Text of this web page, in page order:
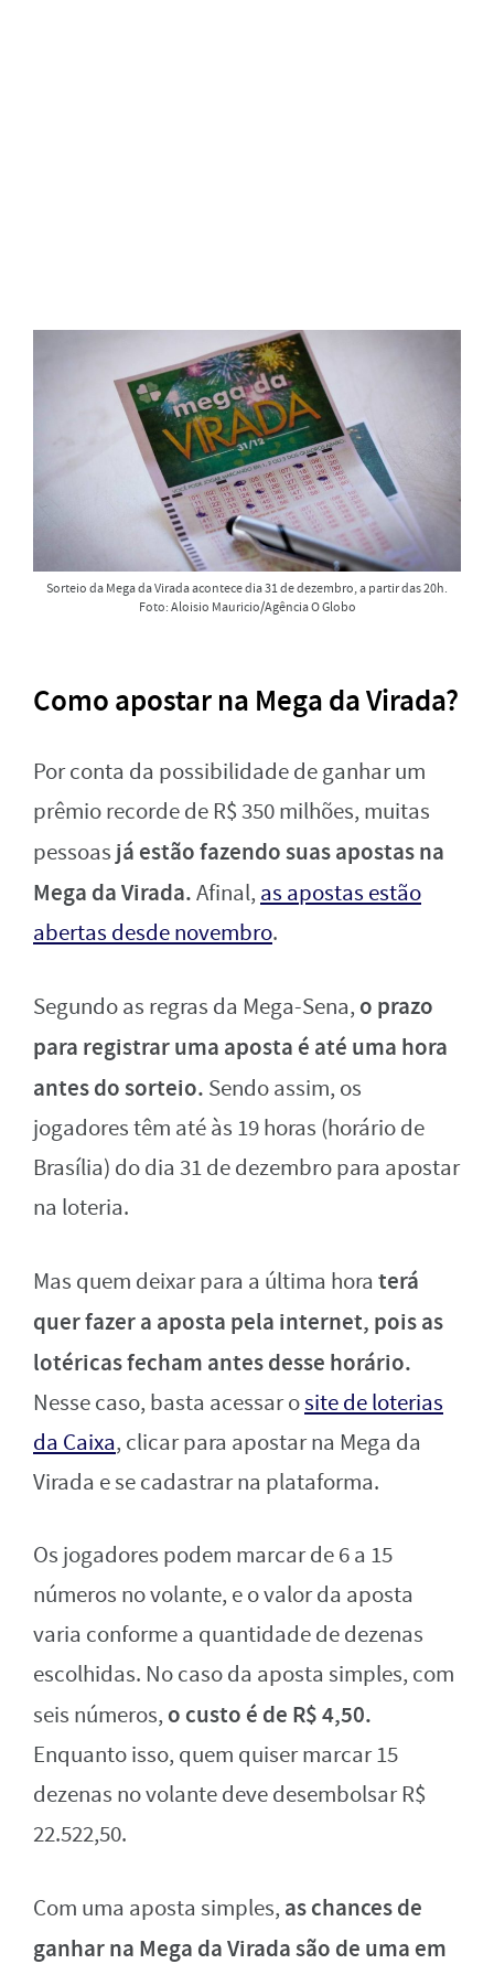
Sorteio da Mega da Virada acontece dia 31 de dezembro, a partir das 20h.
Foto: Aloisio Mauricio/Agência O Globo
Como apostar na Mega da Virada?
Por conta da possibilidade de ganhar um
prêmio recorde de R$ 350 milhões, muitas
pessoas já estão fazendo suas apostas na
Mega da Virada.Afinal, as apostas estão
abertas desde novembro.
Segundo as regras da Mega-Sena, o prazo
para registrar uma aposta é até uma hora
antes do sorteio. Sendo assim, os
jogadores têm até às 19 horas (horário de
Brasília) do dia 31 de dezembro para apostar
na loteria.
Mas quem deixar para a última hora terá
quer fazer a aposta pela internet, pois as
lotéricas fecham antes desse horário.
Nesse caso, basta acessar osite de loterias
da Caixa, clicar para apostar na Mega da
Virada e se cadastrar na plataforma.
Os jogadores podem marcar de 6 a 15
números no volante, e o valor da aposta
varia conforme a quantidade de dezenas
escolhidas. No caso da aposta simples, com
seis números, o custo é de R$ 4,50.
Enquanto isso, quem quiser marcar 15
dezenas no volante deve desembolsar R$
22.522,50.
Com uma aposta simples, as chances de
ganhar na Mega da Virada são de uma em